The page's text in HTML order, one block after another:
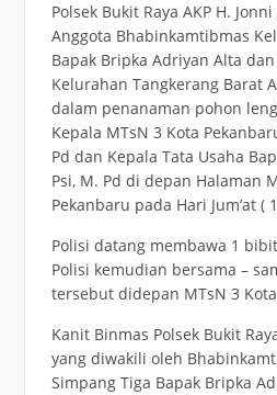
Polsek Bukit Raya AKP H.
Anggota Bhabinkamtibmas
Bapak Bripka Adriyan Alta
Kelurahan Tangkerang Barat
dalam penanaman pohon
Kepala MTsN 3 Kota
Pd dan Kepala Tata Usaha
Psi, M. Pd di depan Halaman
Pekanbaru pada Hari Jum’at (
Polisi datang membawa 1
Polisi kemudian bersama –
tersebut didepan MTsN 3
Kanit Binmas Polsek Bukit
yang diwakili oleh
Simpang Tiga Bapak Bripka